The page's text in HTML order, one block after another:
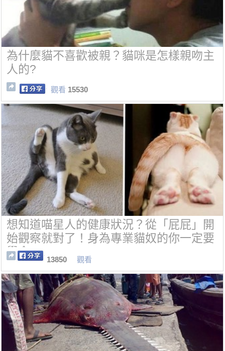
為什麼貓不喜歡被親？貓咪是怎樣親吻主
人的?
觀看 15530
想知道喵星人的健康狀況？從「屁屁」開
始觀察就對了！身為專業貓奴的你一定要
學會。
13850 觀看